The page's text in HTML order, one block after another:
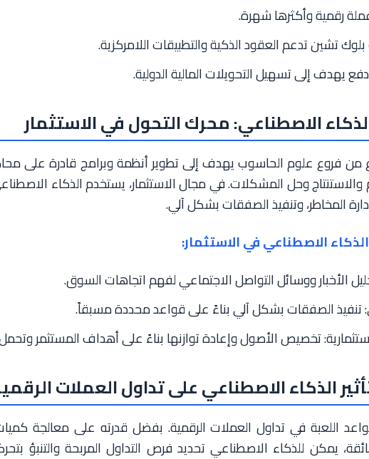
رقمية وأكثرها شهرة.
تشين تدعم العقود الذكية والتطبيقات اللامركزية.
يهدف إلى تسهيل التحويلات المالية الدولية.
الاصطناعي: محرك التحول في الاستثمار
من فروع علوم الحاسوب يهدف إلى تطوير أنظمة وبرامج قادرة على
والاستنتاج وحل المشكلات. في مجال الاستثمار، يستخدم الذكاء
وإدارة المخاطر، وتنفيذ الصفقات بشكل آلي.
الاصطناعي في الاستثمار:
الأخبار ووسائل التواصل الاجتماعي لفهم اتجاهات السوق.
تنفيذ الصفقات بشكل آلي بناءً على قواعد محددة مسبقاً.
تخصيص الأصول وإعادة توازنها بناءً على أهداف المستثمر
الذكاء الاصطناعي على تداول العملات
اللعبة في تداول العملات الرقمية. بفضل قدرته على معالجة
يمكن للذكاء الاصطناعي تحديد فرص التداول المربحة والتنبؤ